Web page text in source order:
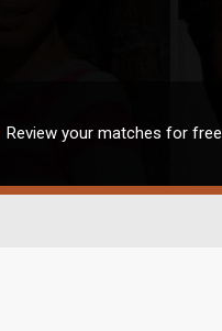
Review your matches for free